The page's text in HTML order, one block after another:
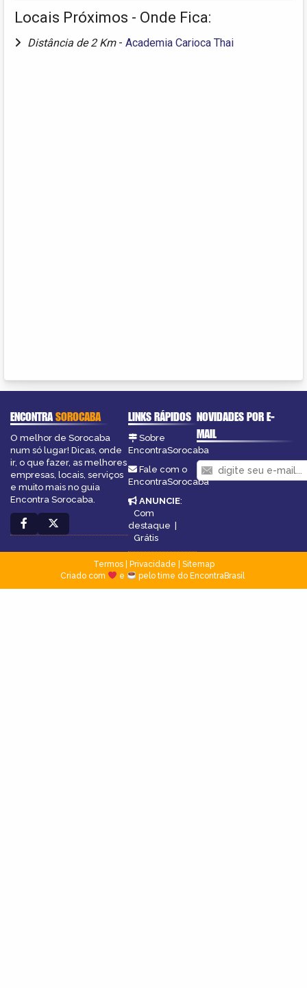
Locais Próximos - Onde Fica:
Distância de 2 Km - Academia Carioca Thai
ENCONTRASOROCABA
O melhor de Sorocaba
num só lugar! Dicas, onde
ir, o que fazer, as melhores
empresas, locais, serviços
e muito mais no guia
Encontra Sorocaba.
LINKS RÁPIDOS
Sobre
EncontraSorocaba
Fale com o
EncontraSorocaba
ANUNCIE:
Com
destaque
Grátis
NOVIDADES POR E-
MAIL
Termos| Privacidade
Sitemap
Criado com
e pelo time do EncontraBrasil